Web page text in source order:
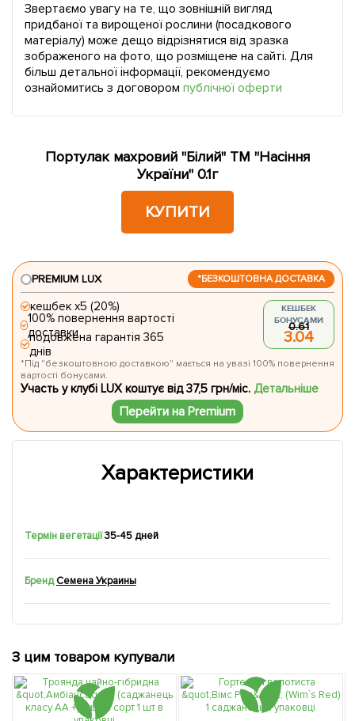
Звертаємо увагу на те, що зовнішній вигляд
придбаної та вирощеної рослини (посадкового
матеріалу) може дещо відрізнятися від зразка
зображеного на фото, що розміщене на сайті. Для
більш детальної інформації, рекомендуємо
ознайомитись з договором публічної оферти
Портулак махровий "Білий" ТМ "Насіння
України" 0.1г
КУПИТИ
*БЕЗКОШТОВНА ДОСТАВКА
PREMIUM LUX
кешбек х5 (20%)
100% повернення вартості
доставки
подовжена гарантія 365
днів
КЕШБЕК
БОНУСАМИ
0.61
3.04
*Під "безкоштовною доставкою" мається на увазі 100% повернення
вартості бонусами.
Участь у клубі LUX коштує від 37,5 грн/міс.Детальніше
Перейти на Premium
Характеристики
Термін вегетації 35-45 дней
Бренд Семена Украины
З цим товаром купували